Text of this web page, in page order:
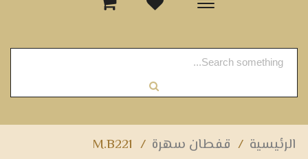
-
الرئيسية / قفطان سهرة /
M.B221